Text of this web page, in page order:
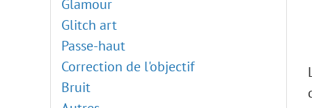
Art numérique
Effets d'explosion
Vieille photo : Restauration
Effet Passe-haut
Ajout de filigranes
Courbe de transfert de dégradé
Désaturation
Correspondance de la couleur
Remplacement de couleur
Égalisation
Glamour
Glitch art
Passe-haut
Correction de l'objectif
Bruit